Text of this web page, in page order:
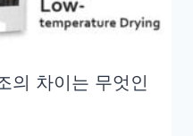
의 차이는 무엇인